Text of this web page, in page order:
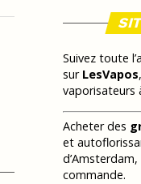
Suivez toute
sur LesVapos
vaporisateurs
Acheter des
et
commande.